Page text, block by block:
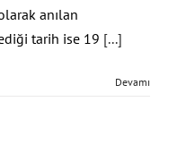
anılan
tarih ise 19 [...]
Devamı